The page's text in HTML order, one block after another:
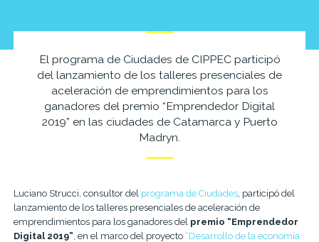
El programa de Ciudades de CIPPEC participó
del lanzamiento de los talleres presenciales de
aceleración de emprendimientos para los
ganadores del premio “Emprendedor Digital
2019” en las ciudades de Catamarca y Puerto
Madryn.
Luciano Strucci, consultor del programa de Ciudades, participó del
lanzamiento de los talleres presenciales de aceleración de
emprendimientos para los ganadores del premio “Emprendedor
Digital 2019” , en el marco del proyecto “Desarrollo de la economía